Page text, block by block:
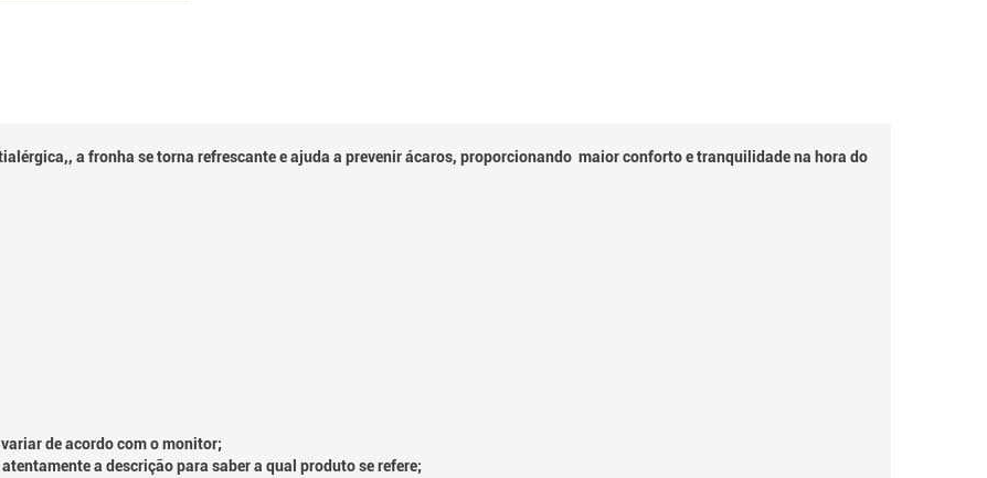
a fronha se torna refrescante e ajuda a prevenir ácaros, proporcionando maior conforto e tranquilidade na hora do
de acordo com o monitor;
a descrição para saber a qual produto se refere;